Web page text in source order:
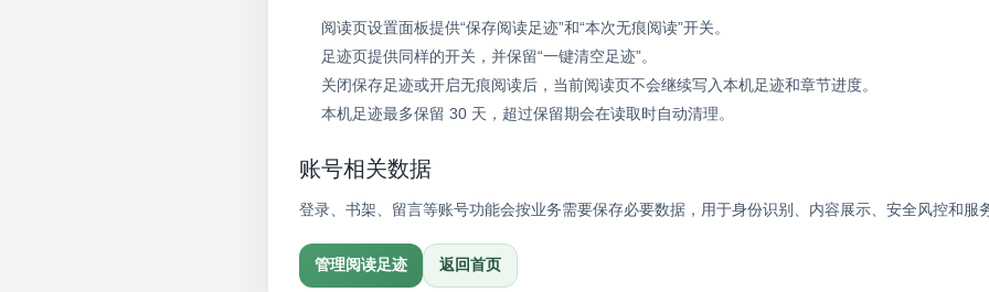
阅读页设置面板提供“保存阅读足迹”和“本次无痕阅读”开关。
足迹页提供同样的开关，并保留“一键清空足迹”。
关闭保存足迹或开启无痕阅读后，当前阅读页不会继续写入本机足迹和章节进度。
本机足迹最多保留 30 天，超过保留期会在读取时自动清理。
账号相关数据
登录、书架、留言等账号功能会按业务需要保存必要数据，用于身份识别、内容展示、安全风控和服
管理阅读足迹 返回首页